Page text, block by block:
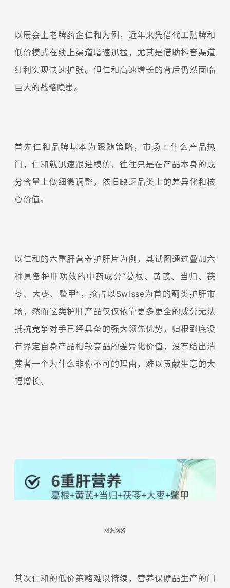
以展会上老牌药企仁和为例，近年来凭借代工贴牌和
低价模式在线上渠道增速迅猛，尤其是借助抖音渠道
红利实现快速扩张。但仁和高速增长的背后仍然面临
巨大的战略隐患。
首先仁和品牌基本为跟随策略，市场上什么产品热
门，仁和就迅速跟进模仿，往往只是在产品本身的成
分含量上做细微调整，依旧缺乏品类上的差异化和核
心价值。
以仁和的六重肝营养护肝片为例，其试图通过叠加六
种具备护肝功效的中药成分“葛根、黄芪、当归、茯
苓、大枣、鳖甲”，抢占以Swisse为首的蓟类护肝市
场，然而这类护肝产品仅仅依靠更多更全的成分无法
抵抗竞争对手已经具备的强大领先优势，归根到底没
有界定自身产品相较竞品的差异化价值，没有给出消
费者一个为什么非你不可的理由，难以贡献生意的大
幅增长。
图源网络
其次仁和的低价策略难以持续，营养保健品生产的门